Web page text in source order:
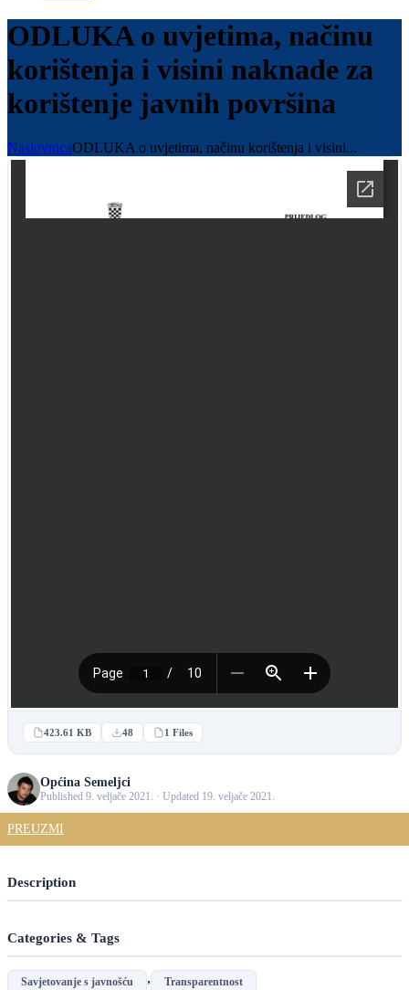
ODLUKA o uvjetima, načinu
korištenja i visini naknade za
korištenje javnih površina
NaslovnicaODLUKA o uvjetima, načinu korištenja i visini...
423.61 KB 48 1 Files
Općina Semeljci
Published 9. veljače 2021. · Updated 19. veljače 2021.
PREUZMI
Description
Categories & Tags
Savjetovanje s javnošću , Transparentnost